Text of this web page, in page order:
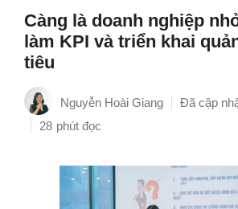
Càng là doanh nghiệp
làm KPI và triển khai
tiêu
Nguyễn Hoài Giang
28